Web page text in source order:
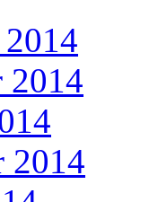
2014
2014